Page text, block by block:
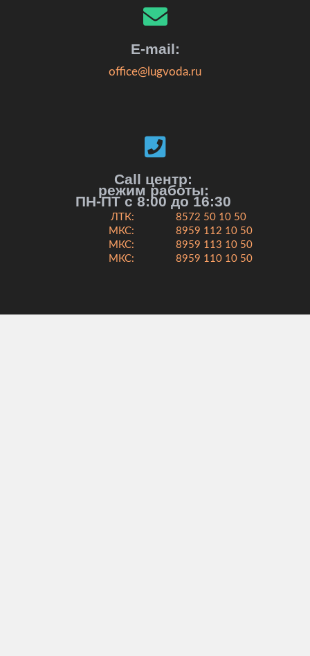
E-mail:
office@lugvoda.ru
Call центр:
режим работы:
ПН-ПТ с 8:00 до 16:30
ЛТК:
МКС:
МКС:
МКС:
8572 50 10 50
8959 112 10 50
8959 113 10 50
8959 110 10 50